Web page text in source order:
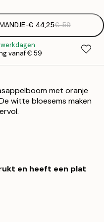
-€ 44,25€ 59
vanaf € 59
met oranje
witte bloesems maken
en heeft een plat